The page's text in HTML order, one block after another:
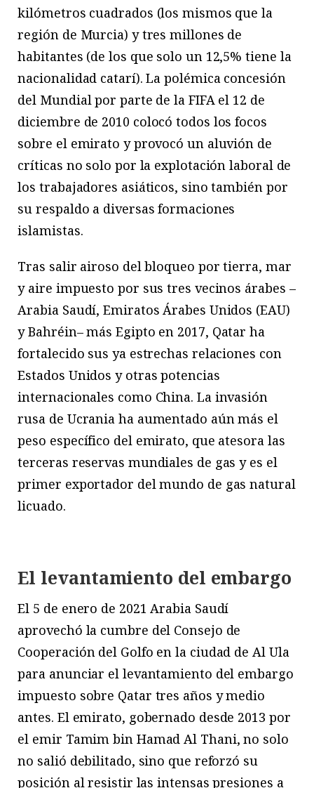
kilómetros cuadrados (los mismos que la
región de Murcia) y tres millones de
habitantes (de los que solo un 12,5% tiene la
nacionalidad catarí). La polémica concesión
del Mundial por parte de la FIFA el 12 de
diciembre de 2010 colocó todos los focos
sobre el emirato y provocó un aluvión de
críticas no solo por la explotación laboral de
los trabajadores asiáticos, sino también por
su respaldo a diversas formaciones
islamistas.
Tras salir airoso del bloqueo por tierra, mar
y aire impuesto por sus tres vecinos árabes –
Arabia Saudí, Emiratos Árabes Unidos (EAU)
y Bahréin– más Egipto en 2017, Qatar ha
fortalecido sus ya estrechas relaciones con
Estados Unidos y otras potencias
internacionales como China. La invasión
rusa de Ucrania ha aumentado aún más el
peso específico del emirato, que atesora las
terceras reservas mundiales de gas y es el
primer exportador del mundo de gas natural
licuado.
El levantamiento del embargo
El 5 de enero de 2021 Arabia Saudí
aprovechó la cumbre del Consejo de
Cooperación del Golfo en la ciudad de Al Ula
para anunciar el levantamiento del embargo
impuesto sobre Qatar tres años y medio
antes. El emirato, gobernado desde 2013 por
el emir Tamim bin Hamad Al Thani, no solo
no salió debilitado, sino que reforzó su
posición al resistir las intensas presiones a